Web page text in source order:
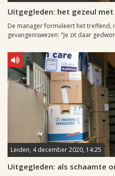
Uitgegleden: het gezeul met
De manager formuleert het treffend,
gevangeniswezen: "Je zit daar
Leiden, 4 december 2020, 14:25
Uitgegleden: als schaamte